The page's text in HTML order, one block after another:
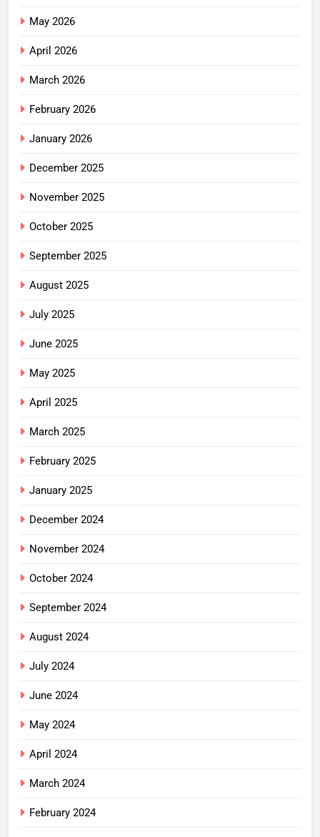
May 2026
April 2026
March 2026
February 2026
January 2026
December 2025
November 2025
October 2025
September 2025
August 2025
July 2025
June 2025
May 2025
April 2025
March 2025
February 2025
January 2025
December 2024
November 2024
October 2024
September 2024
August 2024
July 2024
June 2024
May 2024
April 2024
March 2024
February 2024